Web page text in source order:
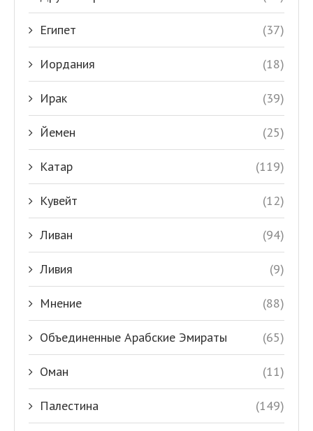
Египет (37)
Иордания (18)
Ирак (39)
Йемен (25)
Катар (119)
Кувейт (12)
Ливан (94)
Ливия (9)
Мнение (88)
Объединенные Арабские Эмираты (65)
Оман (11)
Палестина (149)